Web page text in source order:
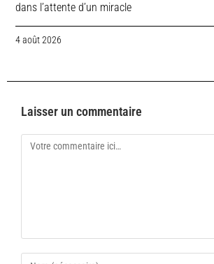
dans l’attente d’un miracle
4 août 2026
Laisser un commentaire